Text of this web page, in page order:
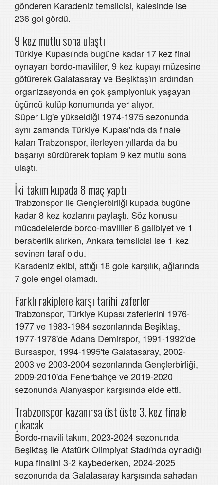
gönderen Karadeniz temsilcisi, kalesinde ise
236 gol gördü.
9 kez mutlu sona ulaştı
Türkiye Kupası'nda bugüne kadar 17 kez final
oynayan bordo-mavililer, 9 kez kupayı müzesine
götürerek Galatasaray ve Beşiktaş'ın ardından
organizasyonda en çok şampiyonluk yaşayan
üçüncü kulüp konumunda yer alıyor.
Süper Lig'e yükseldiği 1974-1975 sezonunda
aynı zamanda Türkiye Kupası'nda da finale
kalan Trabzonspor, ilerleyen yıllarda da bu
başarıyı sürdürerek toplam 9 kez mutlu sona
ulaştı.
İki takım kupada 8 maç yaptı
Trabzonspor ile Gençlerbirliği kupada bugüne
kadar 8 kez kozlarını paylaştı. Söz konusu
mücadelelerde bordo-mavililer 6 galibiyet ve 1
beraberlik alırken, Ankara temsilcisi ise 1 kez
sevinen taraf oldu.
Karadeniz ekibi, attığı 18 gole karşılık, ağlarında
7 gole engel olamadı.
Farklı rakiplere karşı tarihi zaferler
Trabzonspor, Türkiye Kupası zaferlerini 1976-
1977 ve 1983-1984 sezonlarında Beşiktaş,
1977-1978'de Adana Demirspor, 1991-1992'de
Bursaspor, 1994-1995'te Galatasaray, 2002-
2003 ve 2003-2004 sezonlarında Gençlerbirliği,
2009-2010'da Fenerbahçe ve 2019-2020
sezonunda Alanyaspor karşısında elde etti.
Trabzonspor kazanırsa üst üste 3. kez finale
çıkacak
Bordo-mavili takım, 2023-2024 sezonunda
Beşiktaş ile Atatürk Olimpiyat Stadı'nda oynadığı
kupa finalini 3-2 kaybederken, 2024-2025
sezonunda da Galatasaray karşısında sahadan